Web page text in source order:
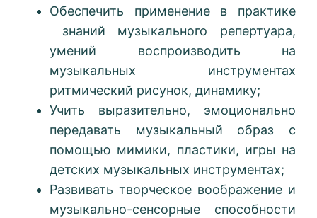
Обеспечить применение в практике
знаний музыкального репертуара,
умений воспроизводить на
музыкальных инструментах
ритмический рисунок, динамику;
Учить выразительно, эмоционально
передавать музыкальный образ с
помощью мимики, пластики, игры на
детских музыкальных инструментах;
Развивать творческое воображение и
музыкально-сенсорные способности